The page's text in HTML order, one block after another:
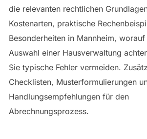
die relevanten rechtlichen
Kostenarten, praktische
Besonderheiten in Mannheim,
Auswahl einer Hausverwaltung
Sie typische Fehler vermeiden.
Checklisten, Musterformulierungen
Handlungsempfehlungen für den
Abrechnungsprozess.